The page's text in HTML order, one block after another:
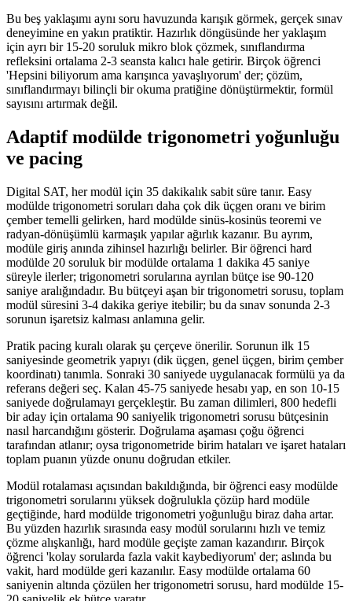
Bu beş yaklaşımı aynı soru havuzunda karışık görmek, gerçek sınav
deneyimine en yakın pratiktir. Hazırlık döngüsünde her yaklaşım
için ayrı bir 15-20 soruluk mikro blok çözmek, sınıflandırma
refleksini ortalama 2-3 seansta kalıcı hale getirir. Birçok öğrenci
'Hepsini biliyorum ama karışınca yavaşlıyorum' der; çözüm,
sınıflandırmayı bilinçli bir okuma pratiğine dönüştürmektir, formül
sayısını artırmak değil.
Adaptif modülde trigonometri yoğunluğu
ve pacing
Digital SAT, her modül için 35 dakikalık sabit süre tanır. Easy
modülde trigonometri soruları daha çok dik üçgen oranı ve birim
çember temelli gelirken, hard modülde sinüs-kosinüs teoremi ve
radyan-dönüşümlü karmaşık yapılar ağırlık kazanır. Bu ayrım,
modüle giriş anında zihinsel hazırlığı belirler. Bir öğrenci hard
modülde 20 soruluk bir modülde ortalama 1 dakika 45 saniye
süreyle ilerler; trigonometri sorularına ayrılan bütçe ise 90-120
saniye aralığındadır. Bu bütçeyi aşan bir trigonometri sorusu, toplam
modül süresini 3-4 dakika geriye itebilir; bu da sınav sonunda 2-3
sorunun işaretsiz kalması anlamına gelir.
Pratik pacing kuralı olarak şu çerçeve önerilir. Sorunun ilk 15
saniyesinde geometrik yapıyı (dik üçgen, genel üçgen, birim çember
koordinatı) tanımla. Sonraki 30 saniyede uygulanacak formülü ya da
referans değeri seç. Kalan 45-75 saniyede hesabı yap, en son 10-15
saniyede doğrulamayı gerçekleştir. Bu zaman dilimleri, 800 hedefli
bir aday için ortalama 90 saniyelik trigonometri sorusu bütçesinin
nasıl harcandığını gösterir. Doğrulama aşaması çoğu öğrenci
tarafından atlanır; oysa trigonometride birim hataları ve işaret hataları
toplam puanın yüzde onunu doğrudan etkiler.
Modül rotalaması açısından bakıldığında, bir öğrenci easy modülde
trigonometri sorularını yüksek doğrulukla çözüp hard modüle
geçtiğinde, hard modülde trigonometri yoğunluğu biraz daha artar.
Bu yüzden hazırlık sırasında easy modül sorularını hızlı ve temiz
çözme alışkanlığı, hard modüle geçişte zaman kazandırır. Birçok
öğrenci 'kolay sorularda fazla vakit kaybediyorum' der; aslında bu
vakit, hard modülde geri kazanılır. Easy modülde ortalama 60
saniyenin altında çözülen her trigonometri sorusu, hard modülde 15-